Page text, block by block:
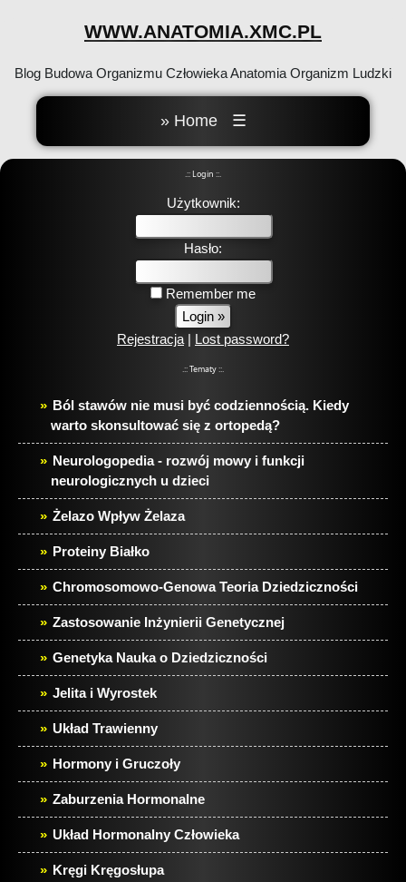
WWW.ANATOMIA.XMC.PL
Blog Budowa Organizmu Człowieka Anatomia Organizm Ludzki
» Home ☰
.:: Login ::.
Użytkownik:
Hasło:
Remember me
Rejestracja | Lost password?
.:: Tematy ::.
Ból stawów nie musi być codziennością. Kiedy
warto skonsultować się z ortopedą?
Neurologopedia - rozwój mowy i funkcji
neurologicznych u dzieci
Żelazo Wpływ Żelaza
Proteiny Białko
Chromosomowo-Genowa Teoria Dziedziczności
Zastosowanie Inżynierii Genetycznej
Genetyka Nauka o Dziedziczności
Jelita i Wyrostek
Układ Trawienny
Hormony i Gruczoły
Zaburzenia Hormonalne
Układ Hormonalny Człowieka
Kręgi Kręgosłupa